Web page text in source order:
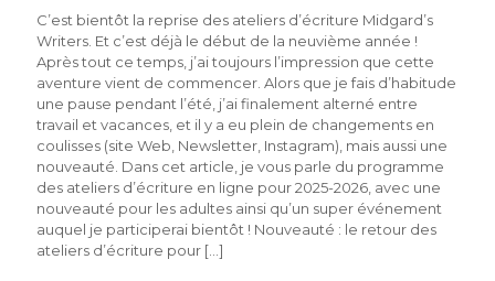
C’est bientôt la reprise des ateliers d’écriture Midgard’s
Writers. Et c’est déjà le début de la neuvième année !
Après tout ce temps, j’ai toujours l’impression que cette
aventure vient de commencer. Alors que je fais d’habitude
une pause pendant l’été, j’ai finalement alterné entre
travail et vacances, et il y a eu plein de changements en
coulisses (site Web, Newsletter, Instagram), mais aussi une
nouveauté. Dans cet article, je vous parle du programme
des ateliers d’écriture en ligne pour 2025-2026, avec une
nouveauté pour les adultes ainsi qu’un super événement
auquel je participerai bientôt ! Nouveauté : le retour des
ateliers d’écriture pour […]